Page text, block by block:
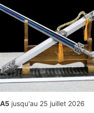
jusqu'au 25 juillet 2026